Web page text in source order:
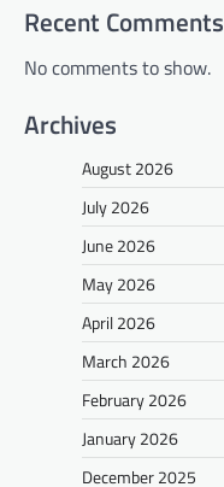
Recent Comments
No comments to show.
Archives
August 2026
July 2026
June 2026
May 2026
April 2026
March 2026
February 2026
January 2026
December 2025